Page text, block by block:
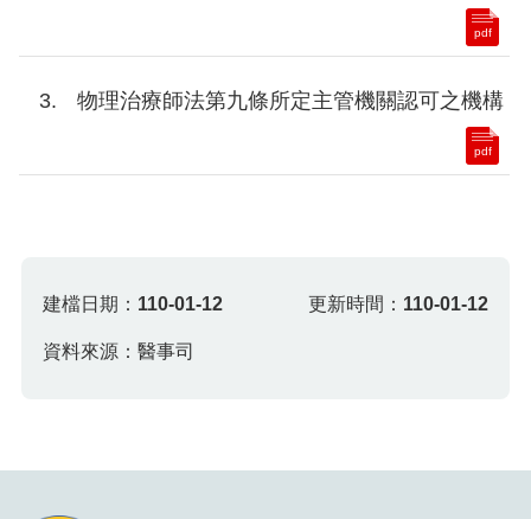
pdf
物理治療師法第九條所定主管機關認可之機構
pdf
建檔日期： 110-01-12 更新時間： 110-01-12
資料來源：醫事司